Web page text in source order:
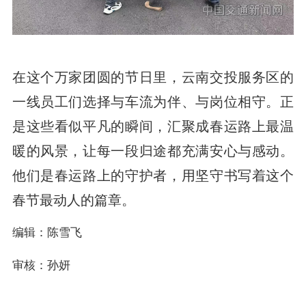
在这个万家团圆的节日里，云南交投服务区的
一线员工们选择与车流为伴、与岗位相守。正
是这些看似平凡的瞬间，汇聚成春运路上最温
暖的风景，让每一段归途都充满安心与感动。
他们是春运路上的守护者，用坚守书写着这个
春节最动人的篇章。
编辑：陈雪飞
审核：孙妍